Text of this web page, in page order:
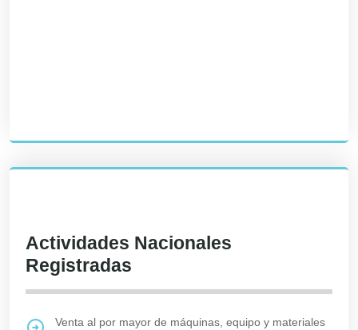
Actividades Nacionales
Registradas
Venta al por mayor de máquinas, equipo y materiales